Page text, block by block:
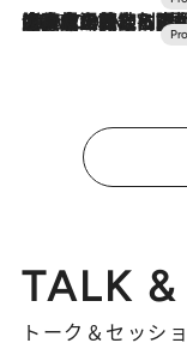
2026.7.10
NEW OPEN！【界 草津】名湯の地に誕生。趣の異なる2種の温泉と上州ならではの会席・蕎麦割烹など美食を味わう究極の癒やし旅
TALK
トーク＆セッシ